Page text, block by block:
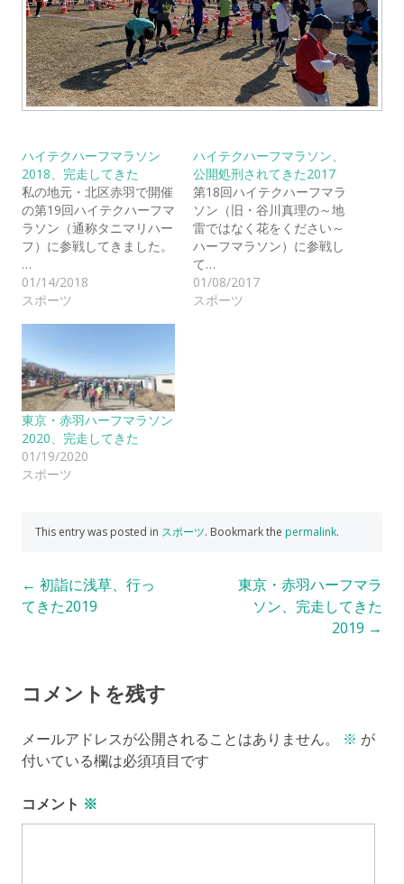
ハイテクハーフマラソン
2018、完走してきた
私の地元・北区赤羽で開催
の第19回ハイテクハーフマ
ラソン（通称タニマリハー
フ）に参戦してきました。
…
01/14/2018
スポーツ
ハイテクハーフマラソン、
公開処刑されてきた2017
第18回ハイテクハーフマラ
ソン（旧・谷川真理の～地
雷ではなく花をください～
ハーフマラソン）に参戦し
て…
01/08/2017
スポーツ
東京・赤羽ハーフマラソン
2020、完走してきた
01/19/2020
スポーツ
This entry was posted in スポーツ. Bookmark the permalink.
Post
navigation
← 初詣に浅草、行っ
てきた2019
東京・赤羽ハーフマラ
ソン、完走してきた
2019 →
コメントを残す
メールアドレスが公開されることはありません。 ※ が
付いている欄は必須項目です
コメント ※